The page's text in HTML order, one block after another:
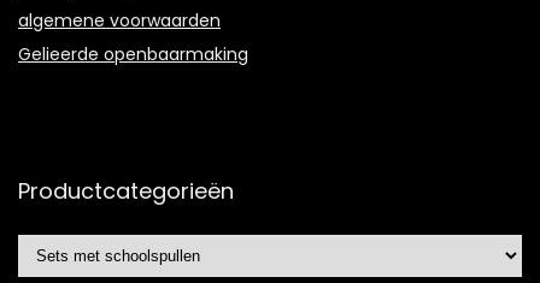
algemene voorwaarden
Gelieerde openbaarmaking
Productcategorieën